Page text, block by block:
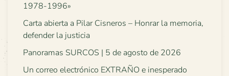
1978-1996»
Carta abierta a Pilar Cisneros – Honrar la memoria,
defender la justicia
Panoramas SURCOS | 5 de agosto de 2026
Un correo electrónico EXTRAÑO e inesperado